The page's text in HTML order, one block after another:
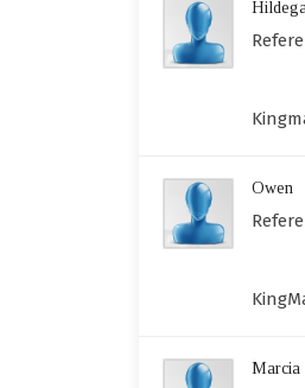
Owen
Marcia